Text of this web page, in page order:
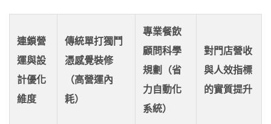
連鎖營
運與設
計優化
維度
傳統單打獨鬥
憑感覺裝修
（高營運內
耗）
專業餐飲
顧問科學
規劃（省
力自動化
系統）
對門店營收
與人效指標
的實質提升